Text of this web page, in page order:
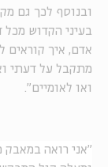
ובנוסף לכך גם
בעיני הקדוש
אדם, איך קוראים
מתקבל על דעתי
ואו לאומיים".
"אני רואה